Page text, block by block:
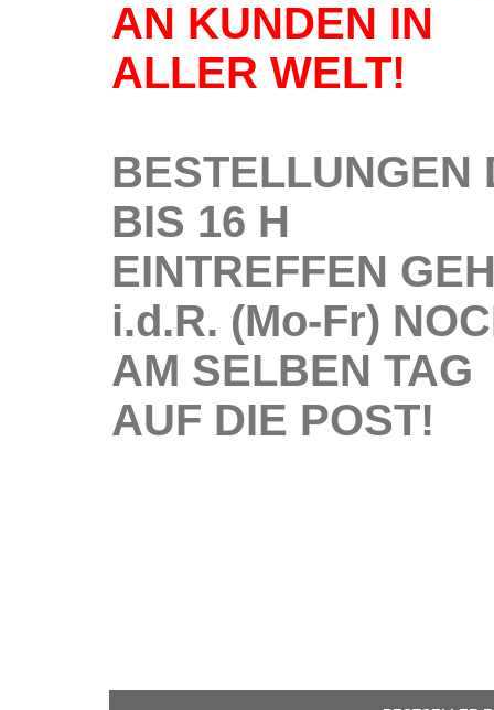
AN KUNDEN IN
ALLER WELT!
BESTELLUNGEN
BIS 16 H
EINTREFFEN
i.d.R. (Mo-Fr)
AM SELBEN TAG
AUF DIE POST!